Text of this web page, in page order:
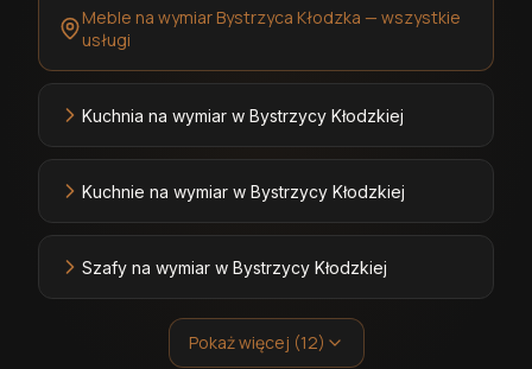
Meble na wymiar Bystrzyca Kłodzka — wszystkie
usługi
Kuchnia na wymiar w Bystrzycy Kłodzkiej
Kuchnie na wymiar w Bystrzycy Kłodzkiej
Szafy na wymiar w Bystrzycy Kłodzkiej
Pokaż więcej (12)